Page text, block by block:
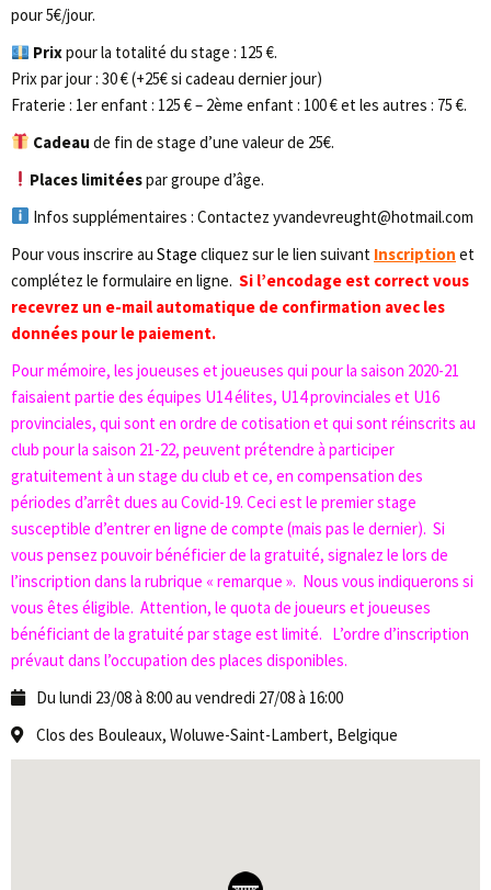
pour 5€/jour.
Prixpour la totalité du stage : 125 €.
Prix par jour : 30 € (+25€ si cadeau dernier jour)
Fraterie : 1er enfant : 125 € – 2ème enfant : 100 € et les autres : 75 €.
Cadeau de fin de stage d’une valeur de 25€.
Places limitéespar groupe d’âge.
Infos supplémentaires : Contactez yvandevreught@hotmail.com
Pour vous inscrire au Stage cliquez sur le lien suivant Inscription et
complétez le formulaire en ligne. Si l’encodage est correct vous
recevrez un e-mail automatique de confirmation avec les
données pour le paiement.
Pour mémoire, les joueuses et joueuses qui pour la saison 2020-21
faisaient partie des équipes U14 élites, U14 provinciales et U16
provinciales, qui sont en ordre de cotisation et qui sont réinscrits au
club pour la saison 21-22, peuvent prétendre à participer
gratuitement à un stage du club et ce, en compensation des
périodes d’arrêt dues au Covid-19. Ceci est le premier stage
susceptible d’entrer en ligne de compte (mais pas le dernier). Si
vous pensez pouvoir bénéficier de la gratuité, signalez le lors de
l’inscription dans la rubrique « remarque ». Nous vous indiquerons si
vous êtes éligible. Attention, le quota de joueurs et joueuses
bénéficiant de la gratuité par stage est limité. L’ordre d’inscription
prévaut dans l’occupation des places disponibles.
Du lundi 23/08 à 8:00 au vendredi 27/08 à 16:00
Clos des Bouleaux, Woluwe-Saint-Lambert, Belgique